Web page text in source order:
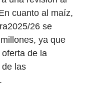
cuanto al maíz,
26 se
ya que
de la
las